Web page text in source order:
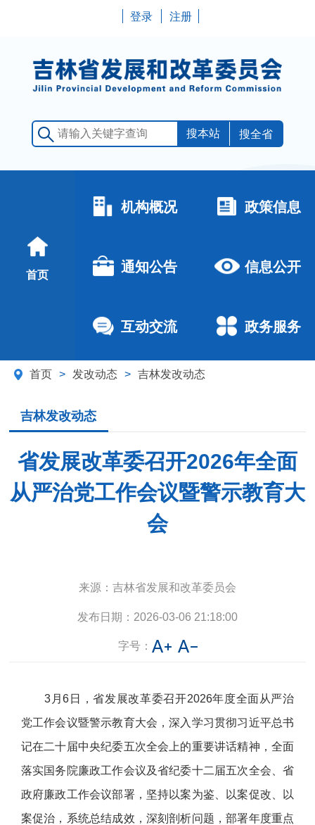
登录 注册
搜全省
首页
机构概况 政策信息
通知公告 信息公开
互动交流 政务服务
首页 > 发改动态 > 吉林发改动态
吉林发改动态
省发展改革委召开2026年全面
从严治党工作会议暨警示教育大
会
来源： 吉林省发展和改革委员会
发布日期： 2026-03-06 21:18:00
字号：
3月6日，省发展改革委召开2026年度全面从严治
党工作会议暨警示教育大会，深入学习贯彻习近平总书
记在二十届中央纪委五次全会上的重要讲话精神，全面
落实国务院廉政工作会议及省纪委十二届五次全会、省
政府廉政工作会议部署，坚持以案为鉴、以案促改、以
案促治，系统总结成效，深刻剖析问题，部署年度重点